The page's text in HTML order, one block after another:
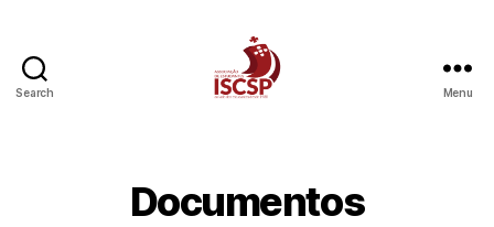
Search Menu
Documentos